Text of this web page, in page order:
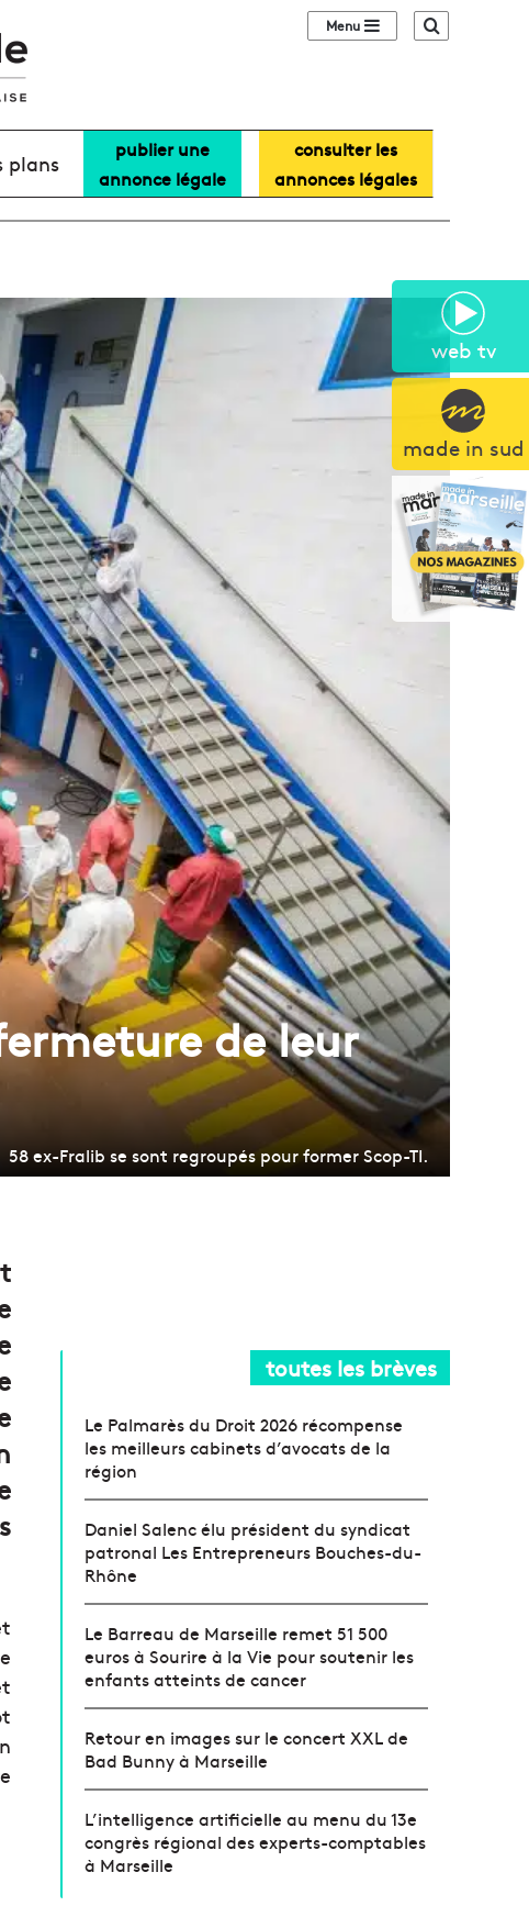
web tv
made in sud
Sidebar (barre
plans
publier une
annonce légale
consulter les
annonces légales
de leur
58 ex-Fralib se sont regroupés pour former Scop-TI.
toutes les brèves
Le Palmarès du Droit 2026 récompense
les meilleurs cabinets d’avocats de la
région
Daniel Salenc élu président du syndicat
patronal Les Entrepreneurs Bouches-du-
Rhône
Le Barreau de Marseille remet 51 500
euros à Sourire à la Vie pour soutenir les
enfants atteints de cancer
Retour en images sur le concert XXL de
Bad Bunny à Marseille
L’intelligence artificielle au menu du 13e
congrès régional des experts-comptables
à Marseille